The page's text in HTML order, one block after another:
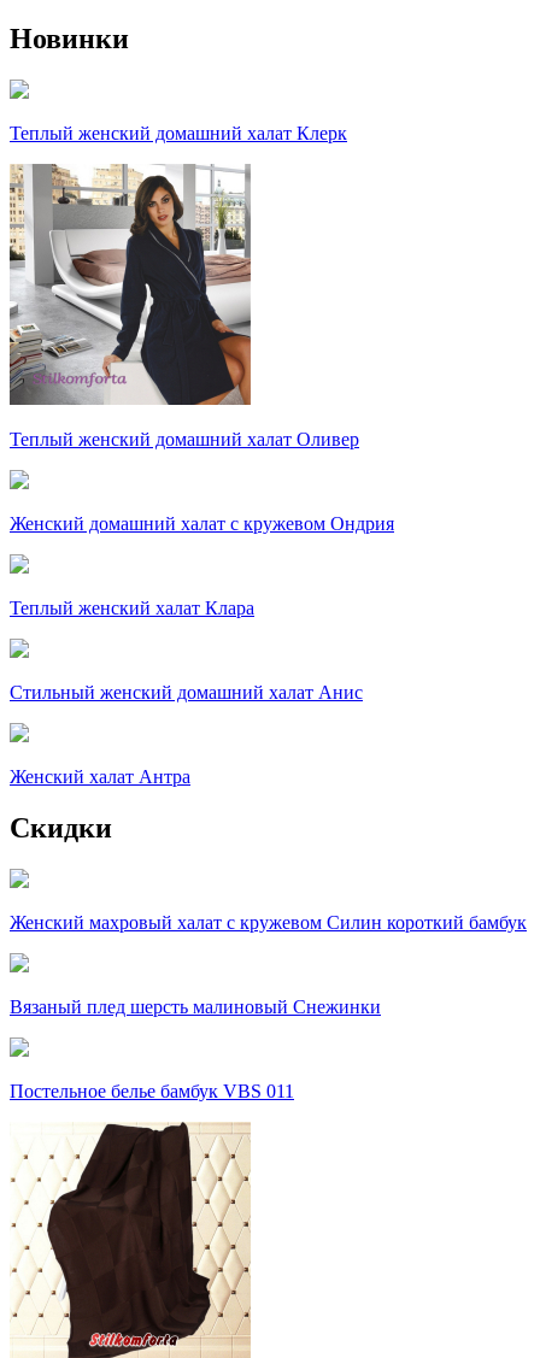
Новинки
Теплый женский домашний халат Клерк
Теплый женский домашний халат Оливер
Женский домашний халат с кружевом Ондрия
Теплый женский халат Клара
Стильный женский домашний халат Анис
Женский халат Антра
Скидки
Женский махровый халат с кружевом Силин короткий бамбук
Вязаный плед шерсть малиновый Снежинки
Постельное белье бамбук VBS 011